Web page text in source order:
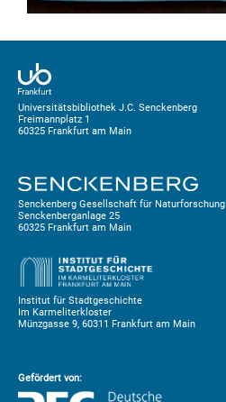
Universitätsbibliothek J.C. Senckenberg
Freimannplatz 1
60325 Frankfurt am Main
Senckenberg Gesellschaft für Naturforschung
Senckenberganlage 25
60325 Frankfurt am Main
Institut für Stadtgeschichte
Im Karmeliterkloster
Münzgasse 9, 60311 Frankfurt am Main
Gefördert von: